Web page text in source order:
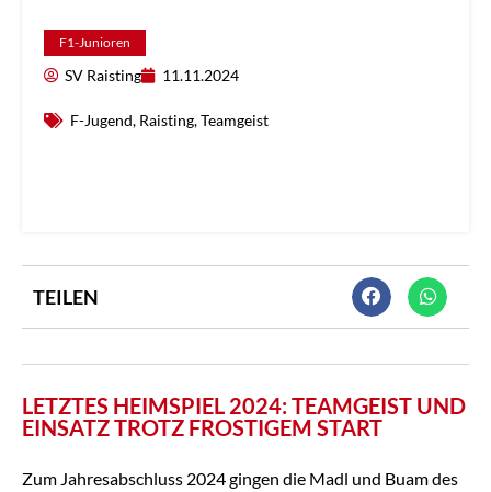
F1-Junioren
SV Raisting 11.11.2024
F-Jugend, Raisting,Teamgeist
TEILEN
LETZTES HEIMSPIEL 2024: TEAMGEIST UND
EINSATZ TROTZ FROSTIGEM START
Zum Jahresabschluss 2024 gingen die Madl und Buam des